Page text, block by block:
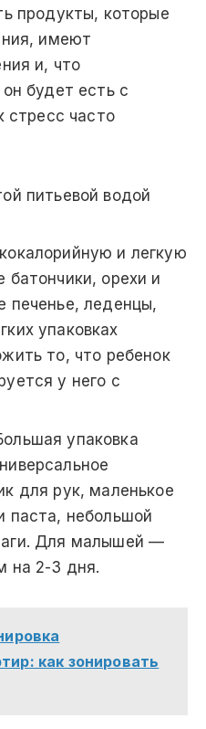
продукты, которые
имеют
и, что
будет есть с
стресс часто
питьевой водой
и легкую
батончики, орехи и
печенье, леденцы,
упаковках
то, что ребенок
у него с
упаковка
для рук, маленькое
паста, небольшой
Для малышей —
на 2-3 дня.
как зонировать